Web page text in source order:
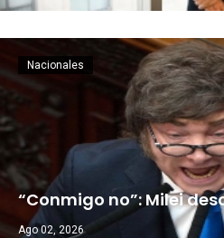
“Conmigo no”: Milei
Ago 02, 2026
Nacionales